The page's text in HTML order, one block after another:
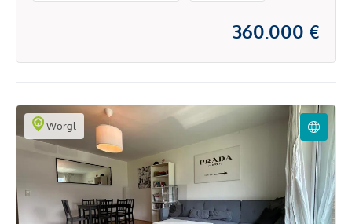
360.000 €
Wörgl